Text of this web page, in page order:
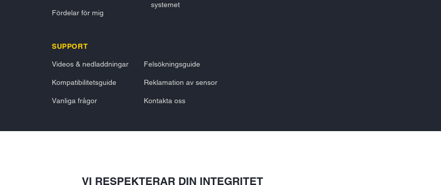
Fördelar för mig
systemet
SUPPORT
Videos & nedladdningar
Kompatibilitetsguide
Vanliga frågor
Felsökningsguide
Reklamation av sensor
Kontakta oss
VI RESPEKTERAR DIN INTEGRITET